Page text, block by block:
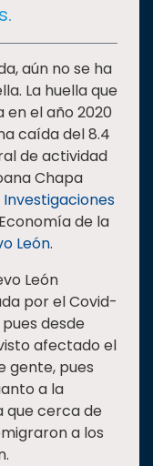
aún no se ha
La huella que
el año 2020
caída del 8.4
de actividad
Chapa
de la
León.
León
por el Covid-
desde
afectado el
gente, pues
a la
que cerca de
a los